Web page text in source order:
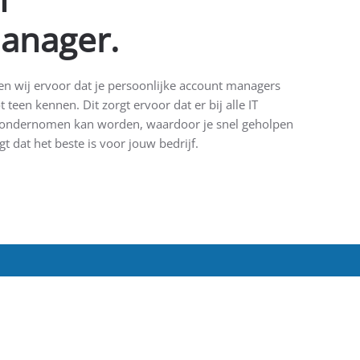
wij ervoor dat je persoonlijke account managers
kennen. Dit zorgt ervoor dat er bij alle IT
kan worden, waardoor je snel geholpen
dat het beste is voor jouw bedrijf.